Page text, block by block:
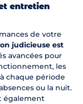
entretien
de votre
judicieuse est
avancées pour
les
chaque période
ou la nuit.
également